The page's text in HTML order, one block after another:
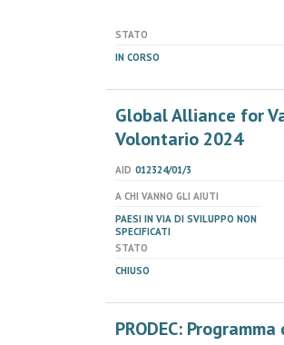
STATO
IN CORSO
Global Alliance for
Volontario 2024
AID 012324/01/3
A CHI VANNO GLI AIUTI
PAESI IN VIA DI SVILUPPO NON
SPECIFICATI
STATO
CHIUSO
PRODEC: